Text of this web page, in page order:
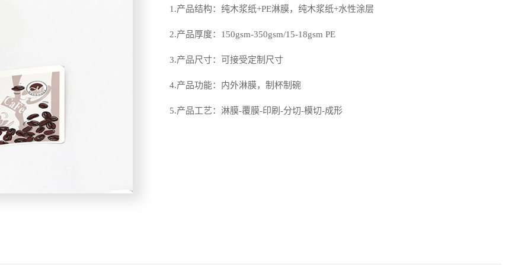
1.产品结构：纯木浆纸+PE淋膜，纯木浆纸+水性涂层
2.产品厚度：150gsm-350gsm/15-18gsm PE
3.产品尺寸：可接受定制尺寸
4.产品功能：内外淋膜，制杯制碗
5.产品工艺：淋膜-覆膜-印刷-分切-模切-成形